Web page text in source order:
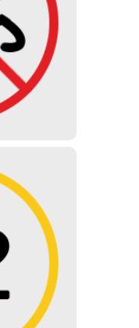
und
der
unter 6
nicht
unter